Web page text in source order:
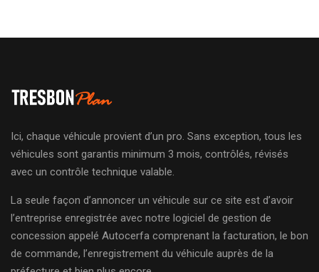
Ici, chaque véhicule provient d’un pro. Sans exception, tous les
véhicules sont garantis minimum 3 mois, contrôlés, révisés
avec un contrôle technique valable.
La seule façon d’annoncer un véhicule sur ce site est d’avoir
l’entreprise enregistrée avec notre logiciel de gestion de
concession appelé Autocerfa comprenant la facturation, le bon
de commande, l’enregistrement du véhicule auprès de la